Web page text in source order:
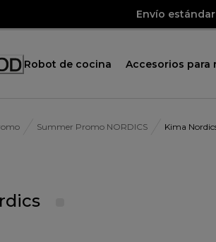
Envío
Robot de cocina Accesorios para
Summer Promo NORDICS Kima